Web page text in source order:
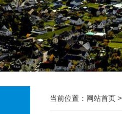
当前位置： 网站首页